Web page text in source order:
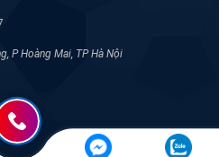
P Hoàng Mai, TP Hà Nội